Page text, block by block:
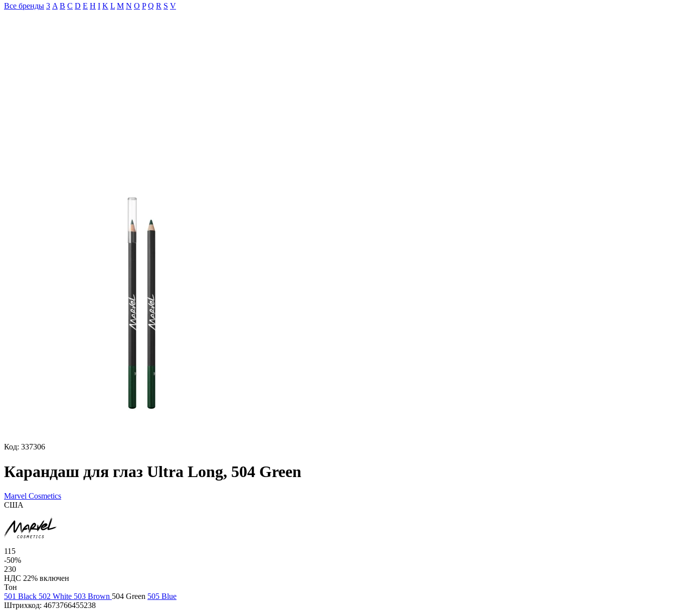
Все бренды 3 A B C D E H I K L M N O P Q R S V
Код: 337306
Карандаш для глаз Ultra Long, 504 Green
Marvel Cosmetics
США
115
-50%
230
НДС 22% включен
Тон
501 Black 502 White 503 Brown 504 Green 505 Blue
Штрихкод: 4673766455238